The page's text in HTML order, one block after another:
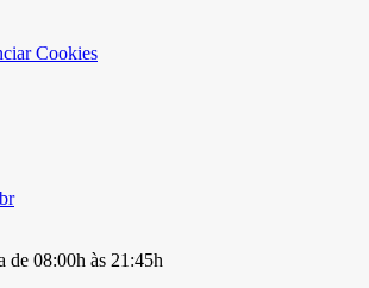
Cookies
de 08:00h às 21:45h